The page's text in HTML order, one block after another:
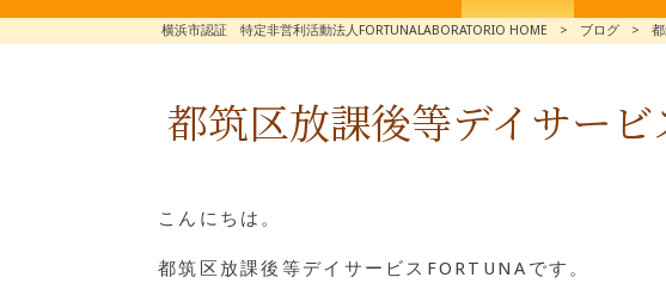
横浜市認証 特定非営利活動法人FORTUNALABORATORIO HOME > ブログ >
都筑区放課後等デイサービ
こんにちは。
都筑区放課後等デイサービスFORTUNAです。